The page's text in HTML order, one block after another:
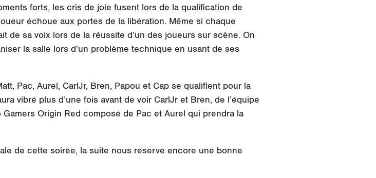
forts, les cris de joie fusent lors de la qualification de
échoue aux portes de la libération. Même si chaque
de sa voix lors de la réussite d’un des joueurs sur scène. On
la salle lors d’un problème technique en usant de ses
Pac, Aurel, CarlJr, Bren, Papou et Cap se qualifient pour la
vibré plus d’une fois avant de voir CarlJr et Bren, de l’équipe
Origin Red composé de Pac et Aurel qui prendra la
de cette soirée, la suite nous réserve encore une bonne